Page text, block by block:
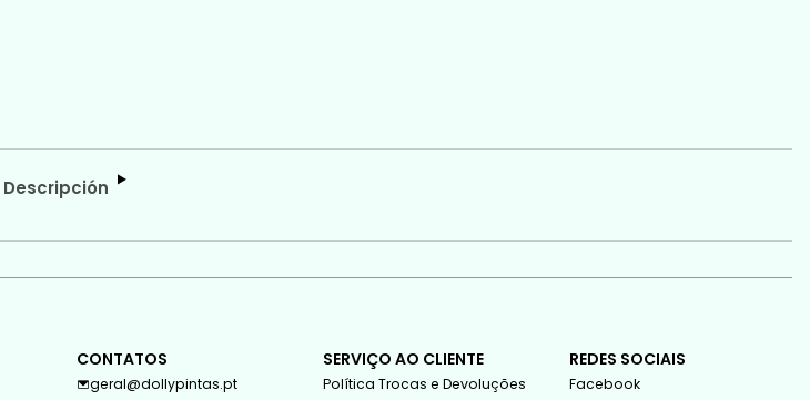
Descripción
CONTATOS
geral@dollypintas.pt
SERVIÇO AO CLIENTE
Política Trocas e Devoluções
REDES SOCIAIS
Facebook